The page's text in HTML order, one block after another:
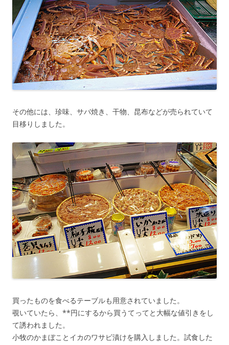
その他には、珍味、サバ焼き、干物、昆布などが売られていて
目移りしました。
買ったものを食べるテーブルも用意されていました。
覗いていたら、**円にするから買うてってと大幅な値引きをし
て誘われました。
小牧のかまぼことイカのワサビ漬けを購入しました。試食した